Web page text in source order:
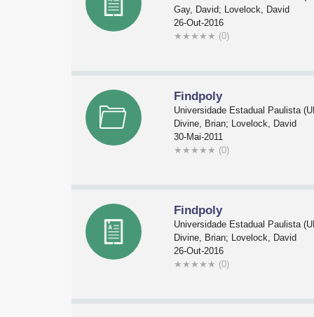
Gay, David; Lovelock, David
26-Out-2016
★ ★ ★ ★ ★ (0)
Findpoly
Universidade Estadual Paulista
Divine, Brian; Lovelock, David
30-Mai-2011
★ ★ ★ ★ ★ (0)
Findpoly
Universidade Estadual Paulista
Divine, Brian; Lovelock, David
26-Out-2016
★ ★ ★ ★ ★ (0)